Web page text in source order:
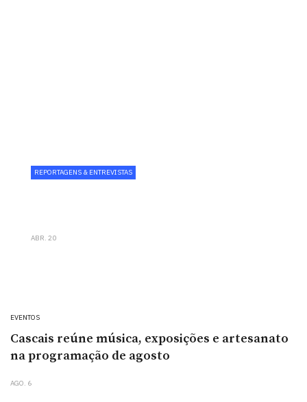
REPORTAGENS & ENTREVISTAS
ABR. 20
EVENTOS
Cascais reúne música, exposições e artesanato
na programação de agosto
AGO. 6